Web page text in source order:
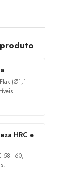
(Ø1,1
HRC e
58–60,